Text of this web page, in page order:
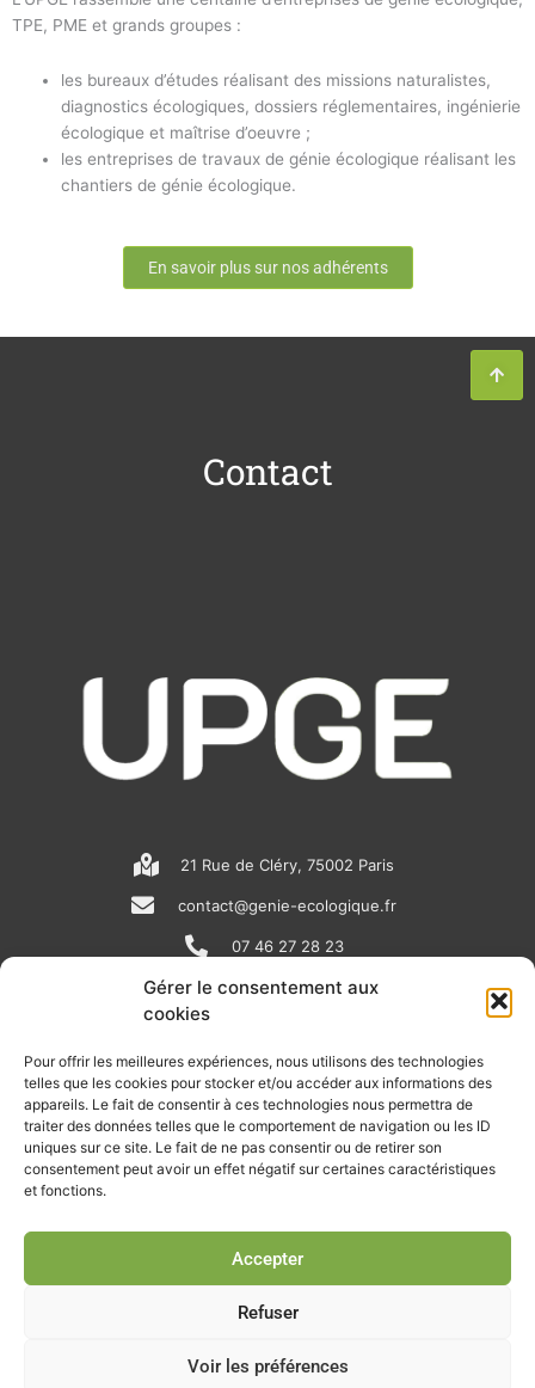
Gérer le consentement aux
cookies
Pour offrir les meilleures expériences, nous utilisons des technologies
telles que les cookies pour stocker et/ou accéder aux informations des
appareils. Le fait de consentir à ces technologies nous permettra de
traiter des données telles que le comportement de navigation ou les ID
uniques sur ce site. Le fait de ne pas consentir ou de retirer son
consentement peut avoir un effet négatif sur certaines caractéristiques
et fonctions.
Accepter
Refuser
Voir les préférences
TPE, PME et grands groupes :
les bureaux d’études réalisant des missions naturalistes,
diagnostics écologiques, dossiers réglementaires, ingénierie
écologique et maîtrise d’oeuvre ;
les entreprises de travaux de génie écologique réalisant les
chantiers de génie écologique.
En savoir plus sur nos adhérents
Contact
21 Rue de Cléry, 75002 Paris
contact@genie-ecologique.fr
07 46 27 28 23
N
e
w
s
p
p
e
i
n
k
e
i
n
o
u
t
u
e
RECEVOIR L'ACTU DE LA FILIÈRE
Retrouvez tous les mois les articles terrain de nos adhérents, les
rendez-vous importants de la filière, nos offres de stages et
Je m'abonne à la lettre d'info